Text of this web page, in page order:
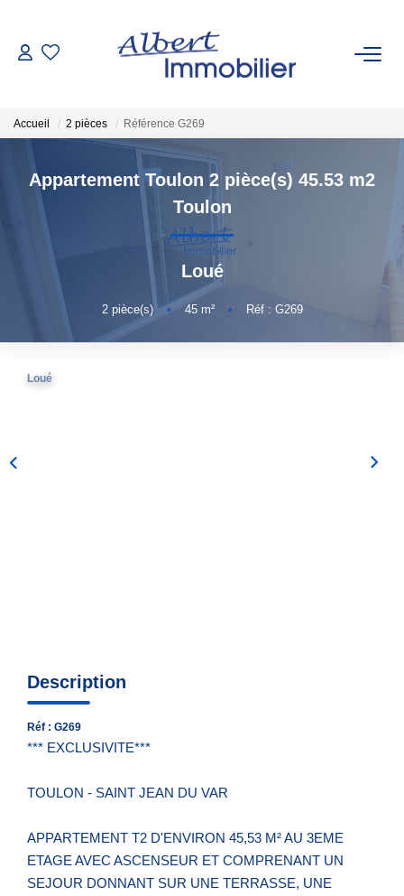
ESTIMATION
GESTION LOCATIVE
AGENCES
Accueil 2 pièces Référence G269
Appartement Toulon 2 pièce(s) 45.53 m2
Toulon
Loué
2pièce(s) • 45m² • Réf : G269
Loué
Description
Réf : G269
*** EXCLUSIVITE***
TOULON - SAINT JEAN DU VAR
APPARTEMENT T2 D'ENVIRON 45,53 M² AU 3EME
ETAGE AVEC ASCENSEUR ET COMPRENANT UN
SEJOUR DONNANT SUR UNE TERRASSE, UNE